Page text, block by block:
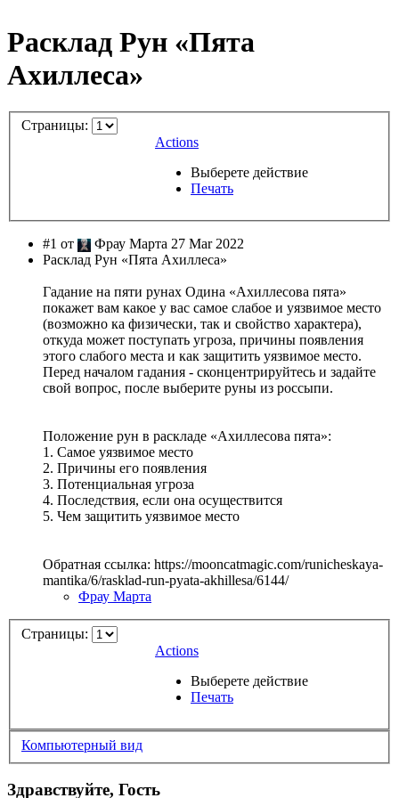
Расклад Рун «Пята
Ахиллеса»
Страницы:
Actions
Выберете действие
Печать
#1 от
Фрау Марта 27 Mar 2022
Расклад Рун «Пята Ахиллеса»
Гадание на пяти рунах Одина «Ахиллесова пята»
покажет вам какое у вас самое слабое и уязвимое место
(возможно ка физически, так и свойство характера),
откуда может поступать угроза, причины появления
этого слабого места и как защитить уязвимое место.
Перед началом гадания - сконцентрируйтесь и задайте
свой вопрос, после выберите руны из россыпи.
Положение рун в раскладе «Ахиллесова пята»:
1. Самое уязвимое место
2. Причины его появления
3. Потенциальная угроза
4. Последствия, если она осуществится
5. Чем защитить уязвимое место
Обратная ссылка: https://mooncatmagic.com/runicheskaya-
mantika/6/rasklad-run-pyata-akhillesa/6144/
Фрау Марта
Страницы:
Actions
Выберете действие
Печать
Компьютерный вид
Здравствуйте, Гость